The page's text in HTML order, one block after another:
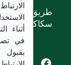
طريق الملك
سكاكا,
أثناء
في